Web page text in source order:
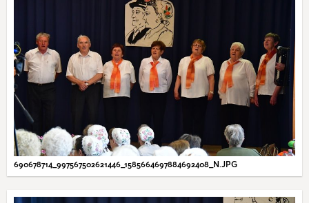
690678714_997567502621446_1585664697884692408_N.JPG